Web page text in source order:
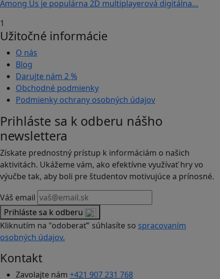
Among Us je populárna 2D multiplayerová digitálna…
1
Užitočné informácie
O nás
Blog
Darujte nám 2 %
Obchodné podmienky
Podmienky ochrany osobných údajov
Prihláste sa k odberu nášho
newslettera
Získate prednostný prístup k informáciám o našich
aktivitách. Ukážeme vám, ako efektívne využívať hry vo
výučbe tak, aby boli pre študentov motivujúce a prínosné.
Váš email
Prihláste sa k odberu
Kliknutím na "odoberať" súhlasíte so spracovaním
osobných údajov.
Kontakt
Zavolajte nám +421 907 231 768